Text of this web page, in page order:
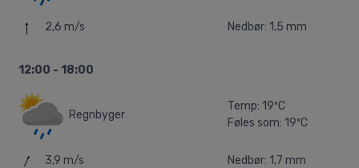
2,6 m/s Nedbør: 1,5 mm
12:00 - 18:00
Regnbyger
Temp: 19ºC
Føles som: 19ºC
3,9 m/s Nedbør: 1,7 mm